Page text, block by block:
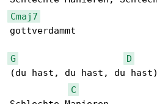
Cmaj7
gottverdammt
G
D
(du hast, du hast, du hast)
C